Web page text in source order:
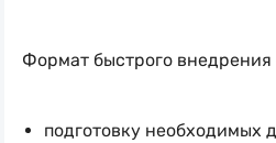
Формат быстрого внедрения
подготовку необходимых